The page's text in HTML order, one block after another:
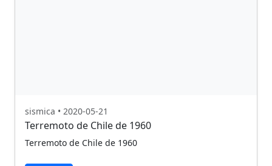
sismica • 2020-05-21
Terremoto de Chile de 1960
Terremoto de Chile de 1960